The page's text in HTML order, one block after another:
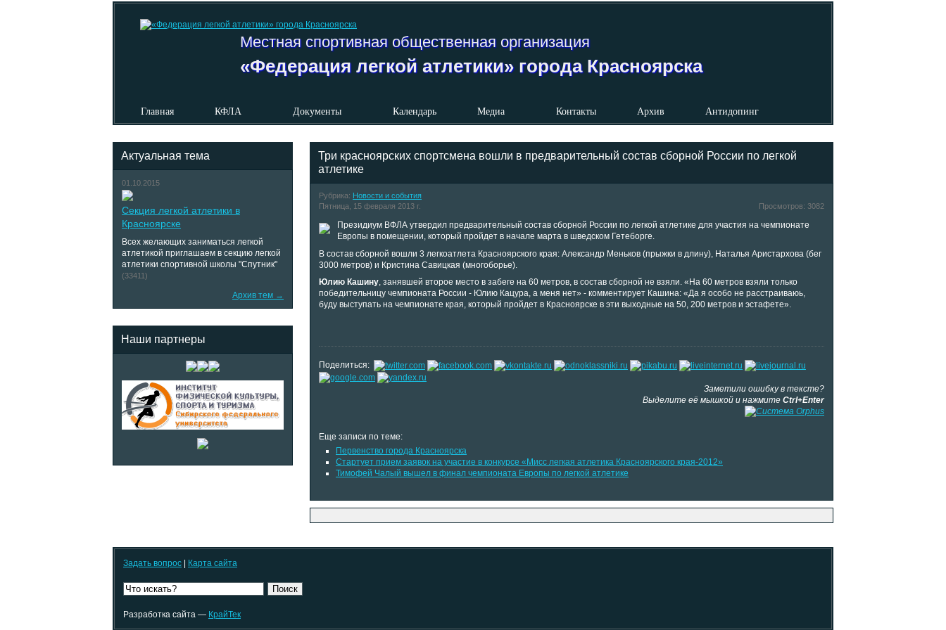
Местная спортивная общественная организация
«Федерация легкой атлетики» города Красноярска
Главная КФЛА Документы Календарь Медиа Контакты Архив Антидопинг
Актуальная тема
01.10.2015
Секция легкой атлетики в
Красноярске
Всех желающих заниматься легкой
атлетикой приглашаем в секцию легкой
атлетики спортивной школы "Спутник"
(33411)
Архив тем →
Наши партнеры
Три красноярских спортсмена вошли в предварительный состав сборной России по легкой
атлетике
Рубрика: Новости и события
Пятница, 15 февраля 2013 г.
Просмотров: 3082
Президиум ВФЛА утвердил предварительный состав сборной России по легкой атлетике для участия на чемпионате
Европы в помещении, который пройдет в начале марта в шведском Гетеборге.
В состав сборной вошли 3 легкоатлета Красноярского края: Александр Меньков (прыжки в длину), Наталья Аристархова (бег
3000 метров) и Кристина Савицкая (многоборье).
Юлию Кашину, занявшей второе место в забеге на 60 метров, в состав сборной не взяли. «На 60 метров взяли только
победительницу чемпионата России - Юлию Кацура, а меня нет» - комментирует Кашина: «Да я особо не расстраиваюь,
буду выступать на чемпионате края, который пройдет в Красноярске в эти выходные на 50, 200 метров и эстафете».
Поделиться:
Заметили ошибку в тексте?
Выделите её мышкой и нажмите Ctrl+Enter
Еще записи по теме:
Первенство города Красноярска
Стартует прием заявок на участие в конкурсе «Мисс легкая атлетика Красноярского края-2012»
Тимофей Чалый вышел в финал чемпионата Европы по легкой атлетике
Задать вопрос Карта сайта
Поиск
Разработка сайта — КрайТек